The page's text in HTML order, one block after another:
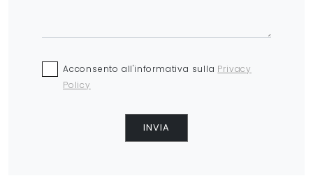
Acconsento all'informativa sulla Privacy
Policy
INVIA